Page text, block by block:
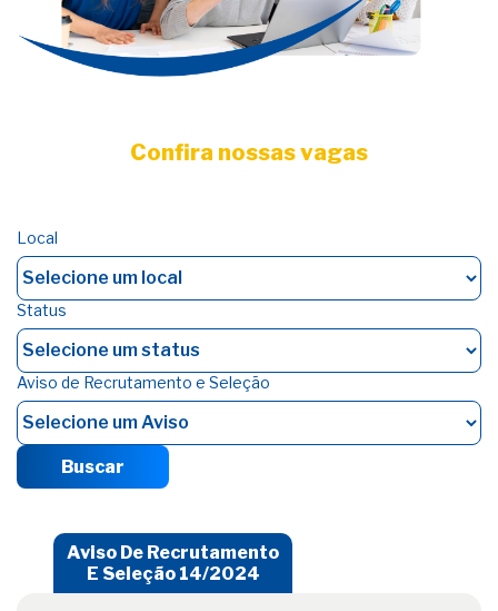
Confira nossas vagas
Local
Status
Aviso de Recrutamento e Seleção
Buscar
Aviso De Recrutamento
E Seleção 14/2024